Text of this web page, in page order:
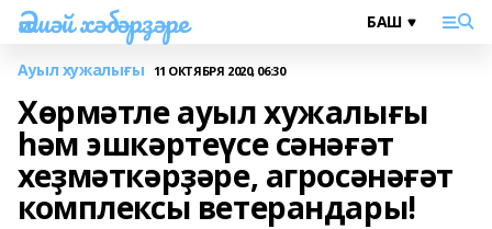
Әлшәй хәбәрҙәре
Ауыл хужалығы 11 ОКТЯБРЯ 2020, 06:30
Хөрмәтле ауыл хужалығы
һәм эшкәртеүсе сәнәғәт
хеҙмәткәрҙәре, агросәнәғәт
комплексы ветерандары!